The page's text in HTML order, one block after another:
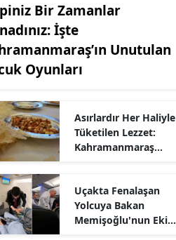
Bir Zamanlar
İşte
Unutulan
Oyunları
Asırlardır Her Haliyle
Tüketilen Lezzet:
Kahramanmaraş
Uçakta Fenalaşan
Yolcuya Bakan
Memişoğlu'nun Ekibi